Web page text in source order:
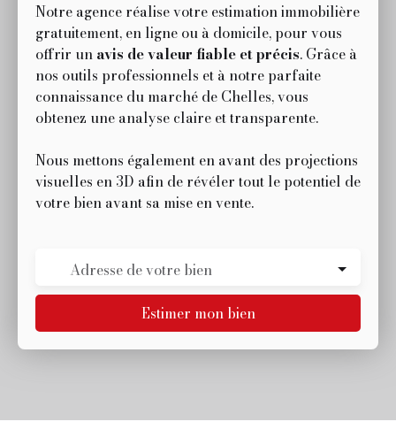
Notre agence réalise votre estimation immobilière
gratuitement, en ligne ou à domicile, pour vous
offrir un avis de valeur fiable et précis. Grâce à
nos outils professionnels et à notre parfaite
connaissance du marché de Chelles, vous
obtenez une analyse claire et transparente.
Nous mettons également en avant des projections
visuelles en 3D afin de révéler tout le potentiel de
votre bien avant sa mise en vente.
Adresse de votre bien
Estimer mon bien